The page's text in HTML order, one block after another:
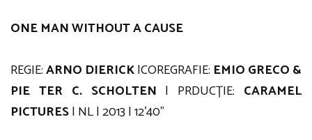
ONE MAN WITHOUT A CAUSE
REGIE:ARNO DIERICK|COREGRAFIE: EMIO GRECO &
PIE TER C. SCHOLTEN | PRDUCȚIE: CARAMEL
PICTURES| NL | 2013 | 12’40”